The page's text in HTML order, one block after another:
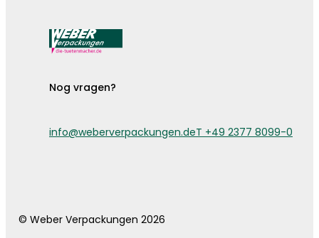
Nog vragen?
info@weberverpackungen.deT +49 2377 8099-0
© Weber Verpackungen 2026